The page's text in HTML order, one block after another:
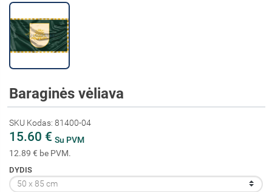
Baraginės vėliava
SKU Kodas: 81400-04
15.60 € Su PVM
12.89 € be PVM.
DYDIS